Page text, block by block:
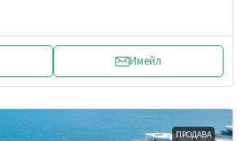
Имейл
ПРОДАВА